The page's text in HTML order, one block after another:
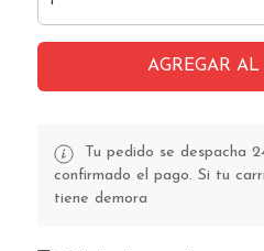
AGREGAR
Tu pedido se despacha
confirmado el pago. Si tu
tiene demora